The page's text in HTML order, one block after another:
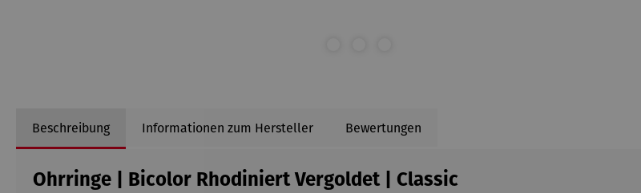
Beschreibung Informationen zum Hersteller Bewertungen
Ohrringe | Bicolor Rhodiniert Vergoldet | Classic